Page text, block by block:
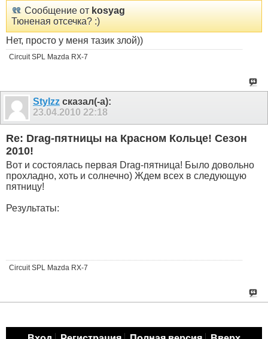
Сообщение от kosyag
Тюненая отсечка? :)
Нет, просто у меня тазик злой))
Circuit SPL Mazda RX-7
Stylzz сказал(-а):
23.04.2010 22:18
Re: Drag-пятницы на Красном Кольце! Сезон
2010!
Вот и состоялась первая Drag-пятница! Было довольно
прохладно, хоть и солнечно) Ждем всех в следующую
пятницу!
Результаты:
Circuit SPL Mazda RX-7